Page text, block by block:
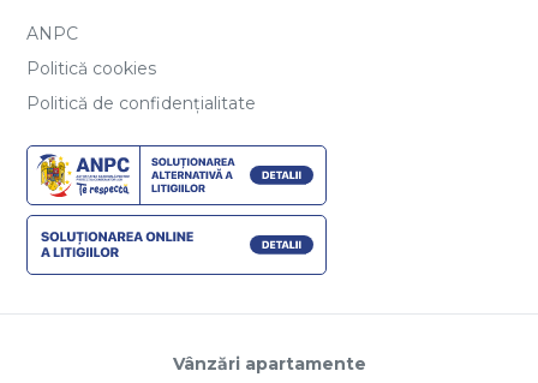
ANPC
Politică cookies
Politică de confidențialitate
Vânzări apartamente